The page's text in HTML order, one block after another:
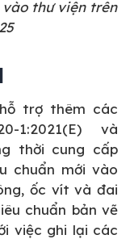
thư viện trên
trợ thêm các
1:2021(E) và
thời cung cấp
chuẩn mới vào
ốc vít và đai
chuẩn bản vẽ
việc ghi lại các